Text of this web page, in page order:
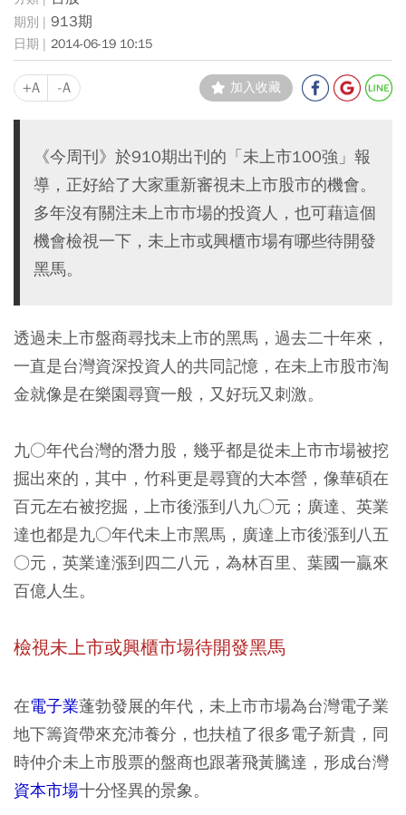
913期
2014-06-19 10:15
+A -A 加入收藏
《今周刊》於910期出刊的「未上市100強」報
導，正好給了大家重新審視未上市股市的機會。
多年沒有關注未上市市場的投資人，也可藉這個
機會檢視一下，未上市或興櫃市場有哪些待開發
黑馬。
透過未上市盤商尋找未上市的黑馬，過去二十年來，
一直是台灣資深投資人的共同記憶，在未上市股市淘
金就像是在樂園尋寶一般，又好玩又刺激。
九○年代台灣的潛力股，幾乎都是從未上市市場被挖
掘出來的，其中，竹科更是尋寶的大本營，像華碩在
百元左右被挖掘，上市後漲到八九○元；廣達、英業
達也都是九○年代未上市黑馬，廣達上市後漲到八五
○元，英業達漲到四二八元，為林百里、葉國一贏來
百億人生。
檢視未上市或興櫃市場待開發黑馬
在電子業蓬勃發展的年代，未上市市場為台灣電子業
地下籌資帶來充沛養分，也扶植了很多電子新貴，同
時仲介未上市股票的盤商也跟著飛黃騰達，形成台灣
資本市場十分怪異的景象。